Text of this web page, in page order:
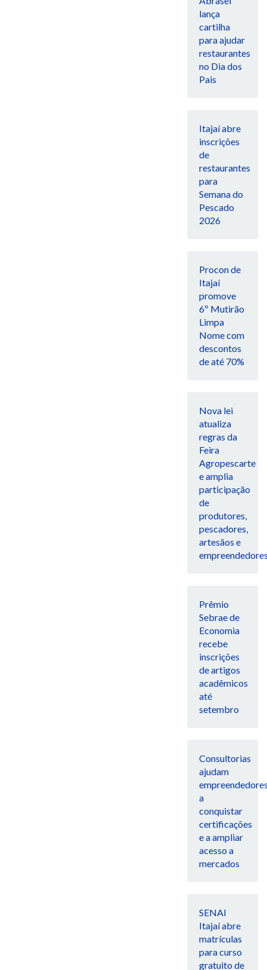
lança
cartilha
para ajudar
restaurantes
no Dia dos
Pais
Itajaí abre
inscrições
de
restaurantes
para
Semana do
Pescado
2026
Procon de
Itajaí
promove
6º Mutirão
Limpa
Nome com
descontos
de até 70%
Nova lei
atualiza
regras da
Feira
Agropescarte
e amplia
participação
de
produtores,
pescadores,
artesãos e
Prêmio
Sebrae de
Economia
recebe
inscrições
de artigos
acadêmicos
até
setembro
Consultorias
ajudam
a
conquistar
certificações
e a ampliar
acesso a
mercados
SENAI
Itajaí abre
matrículas
para curso
gratuito de